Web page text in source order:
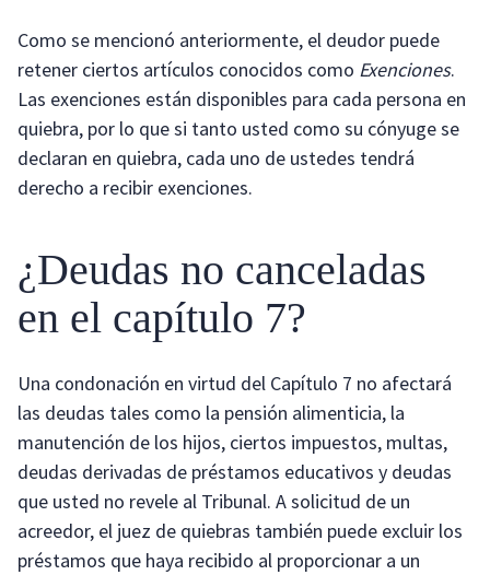
Como se mencionó anteriormente, el deudor puede
retener ciertos artículos conocidos como Exenciones.
Las exenciones están disponibles para cada persona en
quiebra, por lo que si tanto usted como su cónyuge se
declaran en quiebra, cada uno de ustedes tendrá
derecho a recibir exenciones.
¿Deudas no canceladas
en el capítulo 7?
Una condonación en virtud del Capítulo 7 no afectará
las deudas tales como la pensión alimenticia, la
manutención de los hijos, ciertos impuestos, multas,
deudas derivadas de préstamos educativos y deudas
que usted no revele al Tribunal. A solicitud de un
acreedor, el juez de quiebras también puede excluir los
préstamos que haya recibido al proporcionar a un